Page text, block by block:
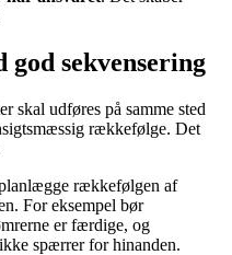
god sekvensering
skal udføres på samme sted
rækkefølge. Det
rækkefølgen af
For eksempel bør
er færdige, og
spærrer for hinanden.